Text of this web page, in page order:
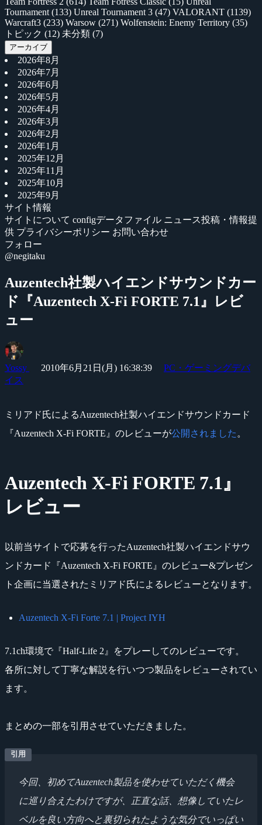
Tournament (133) Unreal Tournament 3 (47) VALORANT (1139)
Warcraft3 (233) Warsow (271) Wolfenstein: Enemy Territory (35)
トピック (12) 未分類 (7)
アーカイブ
2026年8月
2026年7月
2026年6月
2026年5月
2026年4月
2026年3月
2026年2月
2026年1月
2025年12月
2025年11月
2025年10月
2025年9月
サイト情報
サイトについて configデータファイル ニュース投稿・情報提
供 プライバシーポリシー お問い合わせ
フォロー
@negitaku
Auzentech社製ハイエンドサウンドカー
ド『Auzentech X-Fi FORTE 7.1』レビ
ュー
Yossy 2010年6月21日(月) 16:38:39
PC・ゲーミングデバ
イス
ミリアド氏によるAuzentech社製ハイエンドサウンドカード
『Auzentech X-Fi FORTE』のレビューが公開されました 。
Auzentech X-Fi FORTE 7.1』
レビュー
以前当サイトで応募を行ったAuzentech社製ハイエンドサウ
ンドカード『Auzentech X-Fi FORTE』のレビュー&プレゼン
ト企画に当選されたミリアド氏によるレビューとなります。
Auzentech X-Fi Forte 7.1 | Project IYH
7.1ch環境で『Half-Life 2』をプレーしてのレビューです。
各所に対して丁寧な解説を行いつつ製品をレビューされてい
ます。
まとめの一部を引用させていただきました。
今回、初めてAuzentech製品を使わせていただく機会
に巡り合えたわけですが、正直な話、想像していたレ
ベルを良い方向へと裏切られたような気分でいっぱい